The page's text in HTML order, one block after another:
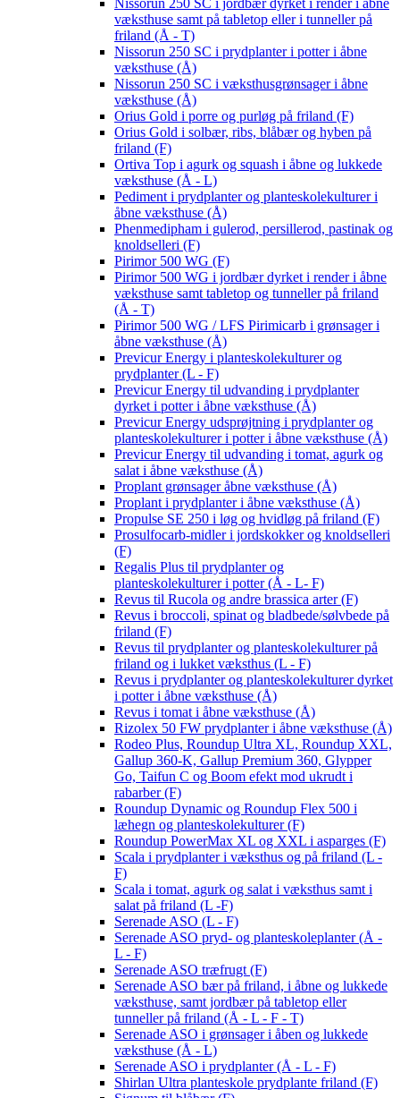
Nissorun 250 SC i jordbær dyrket i render i åbne
væksthuse samt på tabletop eller i tunneller på
friland (Å - T)
Nissorun 250 SC i prydplanter i potter i åbne
væksthuse (Å)
Nissorun 250 SC i væksthusgrønsager i åbne
væksthuse (Å)
Orius Gold i porre og purløg på friland (F)
Orius Gold i solbær, ribs, blåbær og hyben på
friland (F)
Ortiva Top i agurk og squash i åbne og lukkede
væksthuse (Å - L)
Pediment i prydplanter og planteskolekulturer i
åbne væksthuse (Å)
Phenmedipham i gulerod, persillerod, pastinak og
knoldselleri (F)
Pirimor 500 WG (F)
Pirimor 500 WG i jordbær dyrket i render i åbne
væksthuse samt tabletop og tunneller på friland
(Å - T)
Pirimor 500 WG / LFS Pirimicarb i grønsager i
åbne væksthuse (Å)
Previcur Energy i planteskolekulturer og
prydplanter (L - F)
Previcur Energy til udvanding i prydplanter
dyrket i potter i åbne væksthuse (Å)
Previcur Energy udsprøjtning i prydplanter og
planteskolekulturer i potter i åbne væksthuse (Å)
Previcur Energy til udvanding i tomat, agurk og
salat i åbne væksthuse (Å)
Proplant grønsager åbne væksthuse (Å)
Proplant i prydplanter i åbne væksthuse (Å)
Propulse SE 250 i løg og hvidløg på friland (F)
Prosulfocarb-midler i jordskokker og knoldselleri
(F)
Regalis Plus til prydplanter og
planteskolekulturer i potter (Å - L- F)
Revus til Rucola og andre brassica arter (F)
Revus i broccoli, spinat og bladbede/sølvbede på
friland (F)
Revus til prydplanter og planteskolekulturer på
friland og i lukket væksthus (L - F)
Revus i prydplanter og planteskolekulturer dyrket
i potter i åbne væksthuse (Å)
Revus i tomat i åbne væksthuse (Å)
Rizolex 50 FW prydplanter i åbne væksthuse (Å)
Rodeo Plus, Roundup Ultra XL, Roundup XXL,
Gallup 360-K, Gallup Premium 360, Glypper
Go, Taifun C og Boom efekt mod ukrudt i
rabarber (F)
Roundup Dynamic og Roundup Flex 500 i
læhegn og planteskolekulturer (F)
Roundup PowerMax XL og XXL i asparges (F)
Scala i prydplanter i væksthus og på friland (L -
F)
Scala i tomat, agurk og salat i væksthus samt i
salat på friland (L -F)
Serenade ASO (L - F)
Serenade ASO pryd- og planteskoleplanter (Å -
L - F)
Serenade ASO træfrugt (F)
Serenade ASO bær på friland, i åbne og lukkede
væksthuse, samt jordbær på tabletop eller
tunneller på friland (Å - L - F - T)
Serenade ASO i grønsager i åben og lukkede
væksthuse (Å - L)
Serenade ASO i prydplanter (Å - L - F)
Shirlan Ultra planteskole prydplante friland (F)